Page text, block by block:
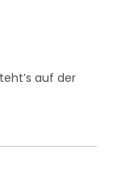
auf der